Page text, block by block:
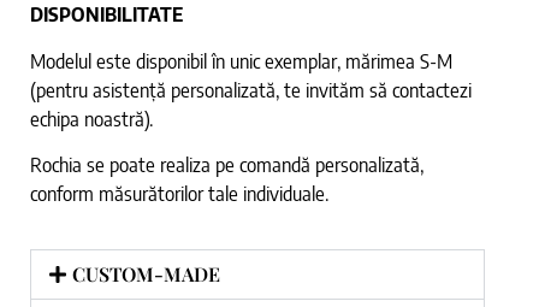
DISPONIBILITATE
Modelul este disponibil în unic exemplar, mărimea S-M
(pentru asistență personalizată, te invităm să contactezi
echipa noastră).
Rochia se poate realiza pe comandă personalizată,
conform măsurătorilor tale individuale.
CUSTOM-MADE